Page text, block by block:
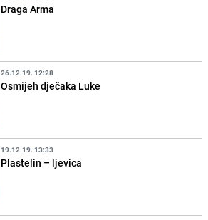
Draga Arma
26.12.19. 12:28
Osmijeh dječaka Luke
19.12.19. 13:33
Plastelin – ljevica